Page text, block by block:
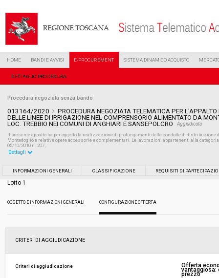
HOME BANDI E AVVISI E-PROCUREMENT SISTEMA DINAMICO ACQUISTO
DETTAGLIO PROCEDURA
Procedura negoziata senza bando
013164/2020
PROCEDURA NEGOZIATA TELEMATICA PER
DELLE LINEE DI IRRIGAZIONE NEL COMPRENSORIO ALIMENTATO DA
LOC. TREBBIO NEI COMUNI DI ANGHIARI E SANSEPOLCRO
Aggiudicata
Il presente appalto ha per oggetto la realizzazione di prolungamenti delle condotte di distribuzione
Montedoglio e relative opere accessorie e complementari. Le lavorazioni appartenenti alla
05/10/2010 n. 207,.
Tipo di contratto:
29/07/2020 13:34
Svolgimento:
Responsabile attuale:
UNIONE MONTANA DEI COMUNI DELLA
Dettagli
INFORMAZIONI GENERALI CLASSIFICAZIONE REQUISITI DI
Lotto 1
OGGETTO E INFORMAZIONI GENERALI CONFIGURAZIONE OFFERTA
CRITERI DI AGGIUDICAZIONE
Criteri di aggiudicazione Offerta
vantaggiosa:
prezzo